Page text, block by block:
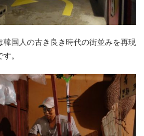
韓国人の古き良き時代の街並みを再現
。